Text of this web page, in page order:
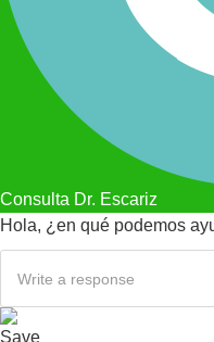
Consulta Dr. Escariz
Hola, ¿en qué podemos
Save